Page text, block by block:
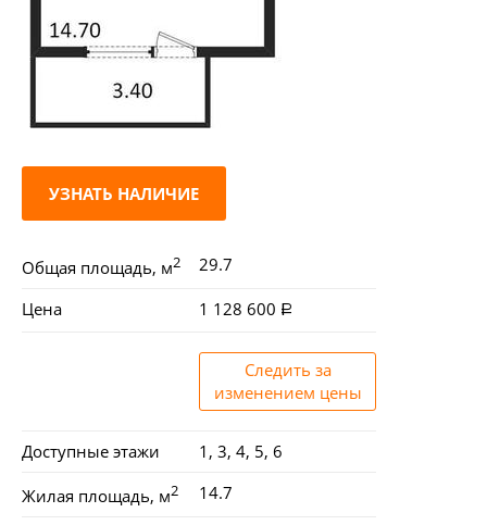
УЗНАТЬ НАЛИЧИЕ
Общая площадь, м2 29.7
Цена 1 128 600
Следить за
изменением цены
Доступные этажи 1, 3, 4, 5, 6
Жилая площадь, м2 14.7